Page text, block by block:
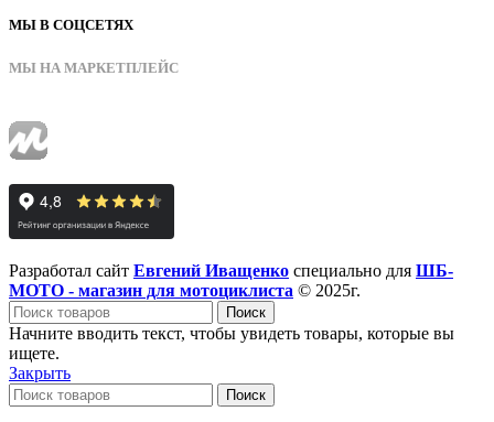
МЫ В СОЦСЕТЯХ
МЫ НА МАРКЕТПЛЕЙС
Разработал сайт Евгений Иващенко специально для ШБ-
МОТО - магазин для мотоциклиста © 2025г.
Поиск
Начните вводить текст, чтобы увидеть товары, которые вы
ищете.
Закрыть
Поиск